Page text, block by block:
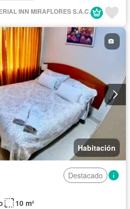
INN MIRAFLORES S.A.C.
Habitación
Destacado
10 m²